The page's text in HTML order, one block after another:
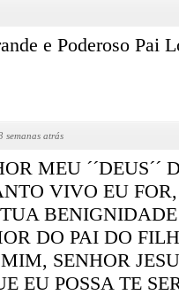
e Poderoso Pai
semanas atrás
MEU ´´DEUS´´
VIVO EU
DO PAI DO
SENHOR
EU POSSA TE